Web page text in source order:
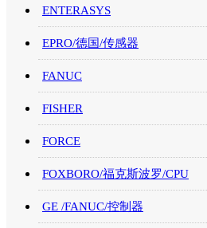
ENTERASYS
EPRO/德国/传感器
FANUC
FISHER
FORCE
FOXBORO/福克斯波罗/CPU
GE /FANUC/控制器